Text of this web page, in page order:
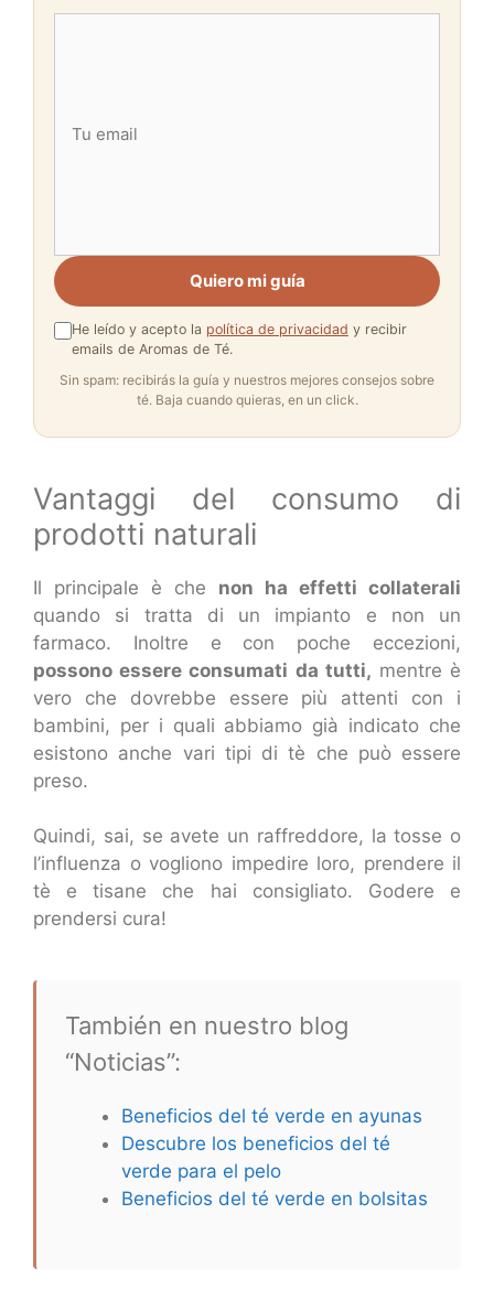
Quiero mi guía
He leído y acepto la política de privacidad y recibir
emails de Aromas de Té.
Sin spam: recibirás la guía y nuestros mejores consejos sobre
té. Baja cuando quieras, en un click.
Vantaggi del consumo di
prodotti naturali
Il principale è che non ha effetti collaterali
quando si tratta di un impianto e non un
farmaco. Inoltre e con poche eccezioni,
possono essere consumati da tutti, mentre è
vero che dovrebbe essere più attenti con i
bambini, per i quali abbiamo già indicato che
esistono anche vari tipi di tè che può essere
preso.
Quindi, sai, se avete un raffreddore, la tosse o
l’influenza o vogliono impedire loro, prendere il
tè e tisane che hai consigliato. Godere e
prendersi cura!
También en nuestro blog
“Noticias”:
Beneficios del té verde en ayunas
Descubre los beneficios del té
verde para el pelo
Beneficios del té verde en bolsitas